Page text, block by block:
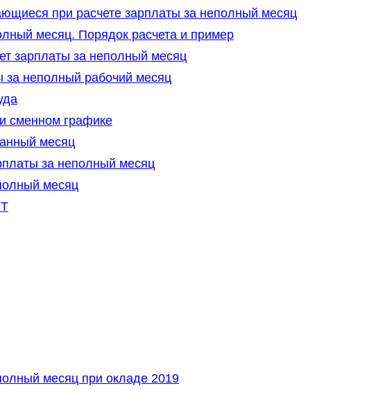
при расчете зарплаты за неполный месяц
месяц. Порядок расчета и пример
зарплаты за неполный месяц
неполный рабочий месяц
сменном графике
месяц
за неполный месяц
месяц
месяц при окладе 2019